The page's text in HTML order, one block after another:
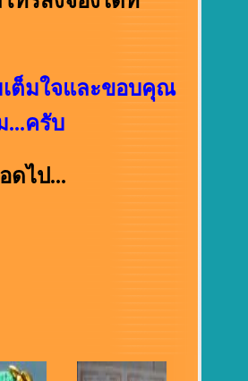
ต็มใจและขอบคุณ
...ครับ
ดไป...